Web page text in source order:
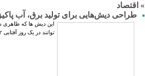
» اقتصاد
طراحی دیش‌هایی برای تولید برق، آب
توانند در یک روز آفتابی ۱۲ کیلووات انرژی برق و ۲۰ کیووات گرما تولید کنند